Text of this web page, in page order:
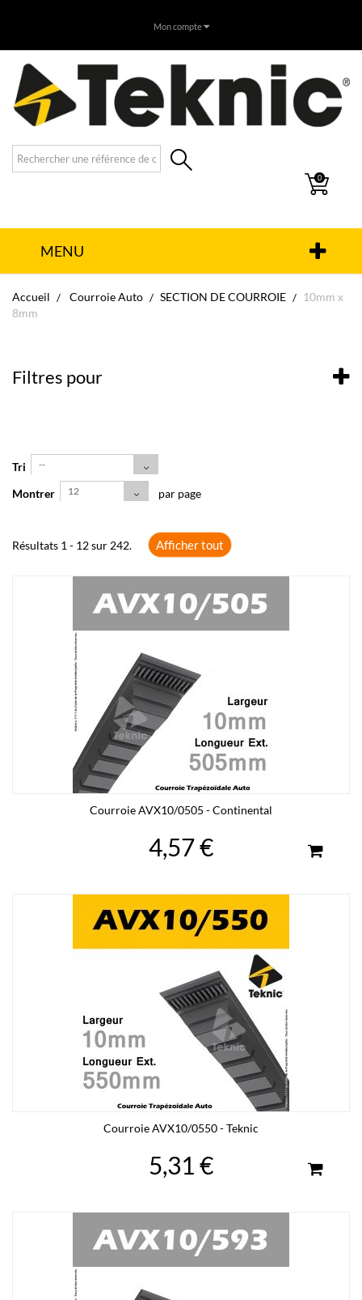
Mon compte
0
MENU
Accueil Courroie Auto SECTION DE COURROIE
10mm x
8mm
Filtres pour
Tri --
Montrer 12 par page
Résultats 1 - 12 sur 242. Afficher tout
Courroie AVX10/0505 - Continental
4,57 €
Courroie AVX10/0550 - Teknic
5,31 €